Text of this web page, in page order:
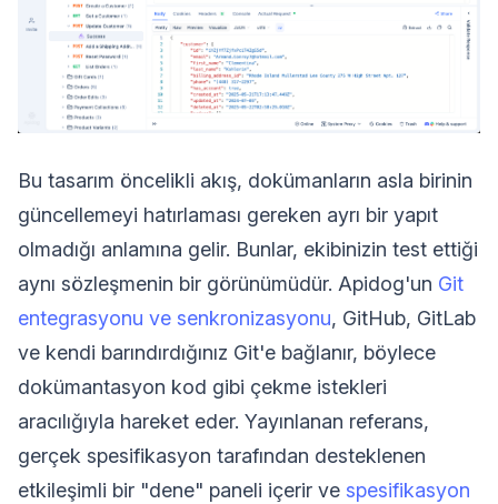
Bu tasarım öncelikli akış, dokümanların asla birinin
güncellemeyi hatırlaması gereken ayrı bir yapıt
olmadığı anlamına gelir. Bunlar, ekibinizin test ettiği
aynı sözleşmenin bir görünümüdür. Apidog'un Git
entegrasyonu ve senkronizasyonu, GitHub, GitLab
ve kendi barındırdığınız Git'e bağlanır, böylece
dokümantasyon kod gibi çekme istekleri
aracılığıyla hareket eder. Yayınlanan referans,
gerçek spesifikasyon tarafından desteklenen
etkileşimli bir "dene" paneli içerir ve spesifikasyon